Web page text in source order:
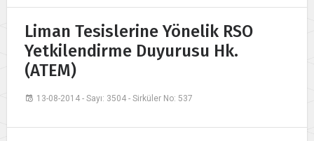
Liman Tesislerine Yönelik RSO
Yetkilendirme Duyurusu Hk.
(ATEM)
13-08-2014 - Sayı: 3504 - Sirküler No: 537